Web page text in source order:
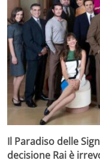
Il Paradiso delle
decisione Rai è